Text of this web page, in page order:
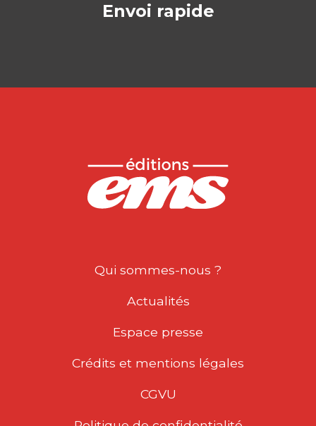
Envoi rapide
Qui sommes-nous ?
Actualités
Espace presse
Crédits et mentions légales
CGVU